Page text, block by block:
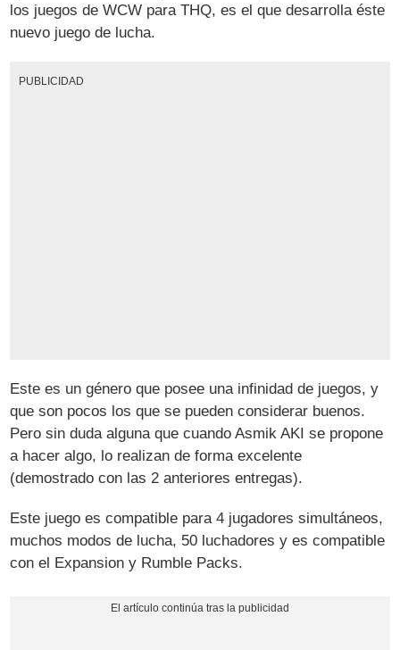
los juegos de WCW para THQ, es el que desarrolla éste
nuevo juego de lucha.
PUBLICIDAD
Este es un género que posee una infinidad de juegos, y
que son pocos los que se pueden considerar buenos.
Pero sin duda alguna que cuando Asmik AKI se propone
a hacer algo, lo realizan de forma excelente
(demostrado con las 2 anteriores entregas).
Este juego es compatible para 4 jugadores simultáneos,
muchos modos de lucha, 50 luchadores y es compatible
con el Expansion y Rumble Packs.